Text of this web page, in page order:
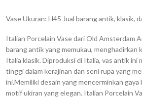
Vase Ukuran: H45 Jual barang antik, klasik,
Italian Porcelain Vase dari Old Amsterdam
barang antik yang memukau, menghadirkan
Italia klasik. Diproduksi di Italia, vas antik ini
tinggi dalam kerajinan dan seni rupa yang
ini.Memiliki desain yang mencerminkan gaya
motif ukiran yang elegan. Italian Porcelain